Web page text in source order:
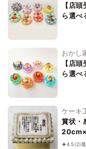
【店
ら選べ
おかし
【店
ら選べ
ケーキ
賞状・
4.5(2)